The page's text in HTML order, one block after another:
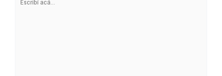
acá...